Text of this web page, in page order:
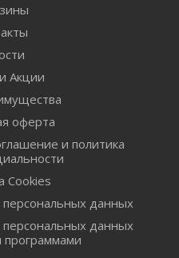
Акции
оферта
и политика
Cookies
персональных данных
персональных данных
программами